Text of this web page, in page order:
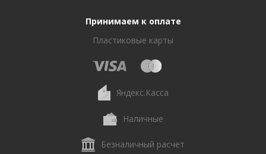
Принимаем к оплате
Пластиковые карты
Яндекс.Касса
Наличные
Безналичный расчет